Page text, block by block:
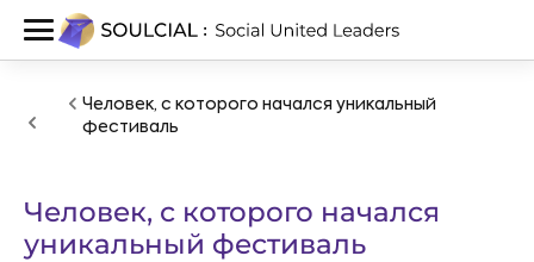
Человек, с которого начался уникальный
фестиваль
Человек, с которого начался
уникальный фестиваль